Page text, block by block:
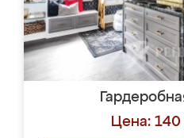
Цена: